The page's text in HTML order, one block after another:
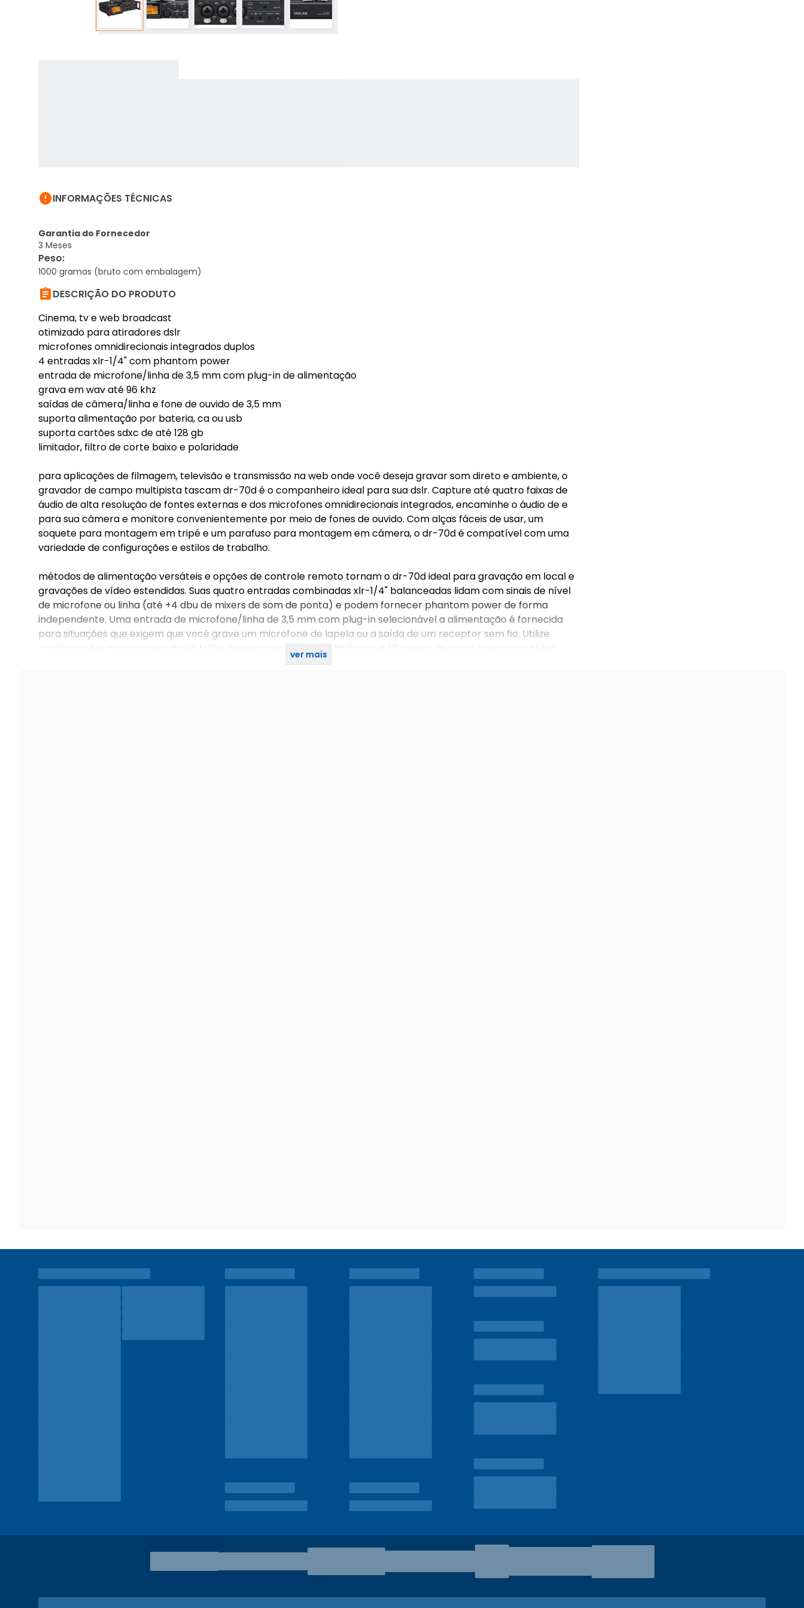
INFORMAÇÕES TÉCNICAS
Garantia do Fornecedor
3 Meses
Peso:
1000 gramas (bruto com embalagem)
DESCRIÇÃO DO PRODUTO
Cinema, tv e web broadcast
otimizado para atiradores dslr
microfones omnidirecionais integrados duplos
4 entradas xlr-1/4" com phantom power
entrada de microfone/linha de 3,5 mm com plug-in de alimentação
grava em wav até 96 khz
saídas de câmera/linha e fone de ouvido de 3,5 mm
suporta alimentação por bateria, ca ou usb
suporta cartões sdxc de até 128 gb
limitador, filtro de corte baixo e polaridade
para aplicações de filmagem, televisão e transmissão na web onde você deseja gravar som direto e ambiente, o
gravador de campo multipista tascam dr-70d é o companheiro ideal para sua dslr. Capture até quatro faixas de
áudio de alta resolução de fontes externas e dos microfones omnidirecionais integrados, encaminhe o áudio de e
para sua câmera e monitore convenientemente por meio de fones de ouvido. Com alças fáceis de usar, um
soquete para montagem em tripé e um parafuso para montagem em câmera, o dr-70d é compatível com uma
variedade de configurações e estilos de trabalho.
métodos de alimentação versáteis e opções de controle remoto tornam o dr-70d ideal para gravação em local e
gravações de vídeo estendidas. Suas quatro entradas combinadas xlr-1/4" balanceadas lidam com sinais de nível
de microfone ou linha (até +4 dbu de mixers de som de ponta) e podem fornecer phantom power de forma
independente. Uma entrada de microfone/linha de 3,5 mm com plug-in selecionável a alimentação é fornecida
para situações que exigem que você grave um microfone de lapela ou a saída de um receptor sem fio. Utilize
configurações como gravação de trilha de segurança estéreo, limitação e filtragem de corte baixo para obter
ver mais